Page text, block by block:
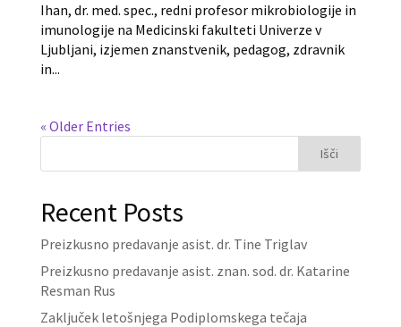
Ihan, dr. med. spec., redni profesor mikrobiologije in
imunologije na Medicinski fakulteti Univerze v
Ljubljani, izjemen znanstvenik, pedagog, zdravnik
in...
« Older Entries
Išči
Recent Posts
Preizkusno predavanje asist. dr. Tine Triglav
Preizkusno predavanje asist. znan. sod. dr. Katarine
Resman Rus
Zaključek letošnjega Podiplomskega tečaja